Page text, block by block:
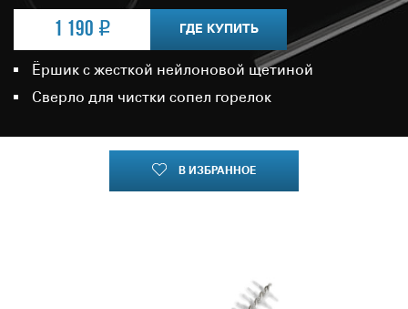
1 190 ГДЕ КУПИТЬ
Ёршик с жесткой нейлоновой щетиной
Сверло для чистки сопел горелок
В ИЗБРАННОЕ